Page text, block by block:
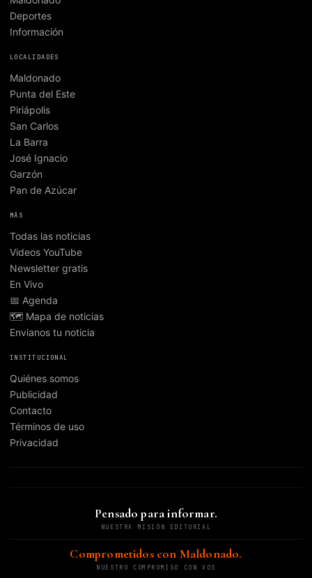
Deportes
Información
LOCALIDADES
Maldonado
Punta del Este
Piriápolis
San Carlos
La Barra
José Ignacio
Garzón
Pan de Azúcar
MÁS
Todas las noticias
Videos YouTube
Newsletter gratis
En Vivo
📅 Agenda
🗺️ Mapa de noticias
Envianos tu noticia
INSTITUCIONAL
Quiénes somos
Publicidad
Contacto
Términos de uso
Privacidad
Pensado para informar.
NUESTRA MISIÓN EDITORIAL
Comprometidos con Maldonado.
NUESTRO COMPROMISO CON VOS